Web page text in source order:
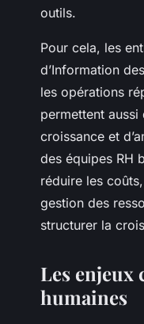
outils.
Pour cela, les
d’Information
les opérations
permettent aussi
croissance et
des équipes RH
réduire les
gestion des
structurer la
Les enjeux
humaines